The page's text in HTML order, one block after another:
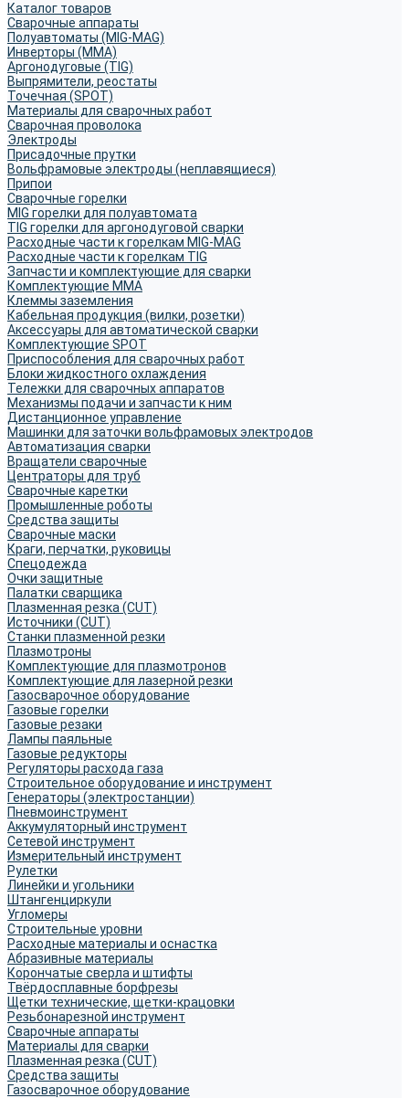
Каталог товаров
Сварочные аппараты
Полуавтоматы (MIG-MAG)
Инверторы (MMA)
Аргонодуговые (TIG)
Выпрямители, реостаты
Точечная (SPOT)
Материалы для сварочных работ
Сварочная проволока
Электроды
Присадочные прутки
Вольфрамовые электроды (неплавящиеся)
Припои
Сварочные горелки
MIG горелки для полуавтомата
TIG горелки для аргонодуговой сварки
Расходные части к горелкам MIG-MAG
Расходные части к горелкам TIG
Запчасти и комплектующие для сварки
Комплектующие ММА
Клеммы заземления
Кабельная продукция (вилки, розетки)
Аксессуары для автоматической сварки
Комплектующие SPOT
Приспособления для сварочных работ
Блоки жидкостного охлаждения
Тележки для сварочных аппаратов
Механизмы подачи и запчасти к ним
Дистанционное управление
Машинки для заточки вольфрамовых электродов
Автоматизация сварки
Вращатели сварочные
Центраторы для труб
Сварочные каретки
Промышленные роботы
Средства защиты
Сварочные маски
Краги, перчатки, руковицы
Спецодежда
Очки защитные
Палатки сварщика
Плазменная резка (CUT)
Источники (CUT)
Станки плазменной резки
Плазмотроны
Комплектующие для плазмотронов
Комплектующие для лазерной резки
Газосварочное оборудование
Газовые горелки
Газовые резаки
Лампы паяльные
Газовые редукторы
Регуляторы расхода газа
Строительное оборудование и инструмент
Генераторы (электростанции)
Пневмоинструмент
Аккумуляторный инструмент
Сетевой инструмент
Измерительный инструмент
Рулетки
Линейки и угольники
Штангенциркули
Угломеры
Строительные уровни
Расходные материалы и оснастка
Абразивные материалы
Корончатые сверла и штифты
Твёрдосплавные борфрезы
Щетки технические, щетки-крацовки
Резьбонарезной инструмент
Сварочные аппараты
Материалы для сварки
Плазменная резка (CUT)
Средства защиты
Газосварочное оборудование